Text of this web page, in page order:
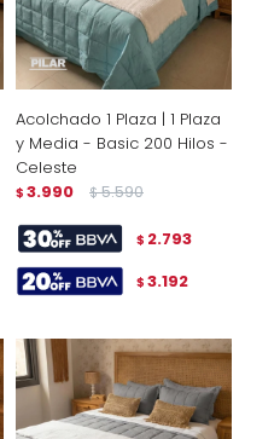
Acolchado 1 Plaza | 1 Plaza
y Media - Basic 200 Hilos -
Celeste
$ 3.990 $ 5.590
$ 2.793
$ 3.192